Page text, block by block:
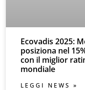
Ecovadis 2025:
posiziona nel
con il miglior
mondiale
LEGGI NEWS »